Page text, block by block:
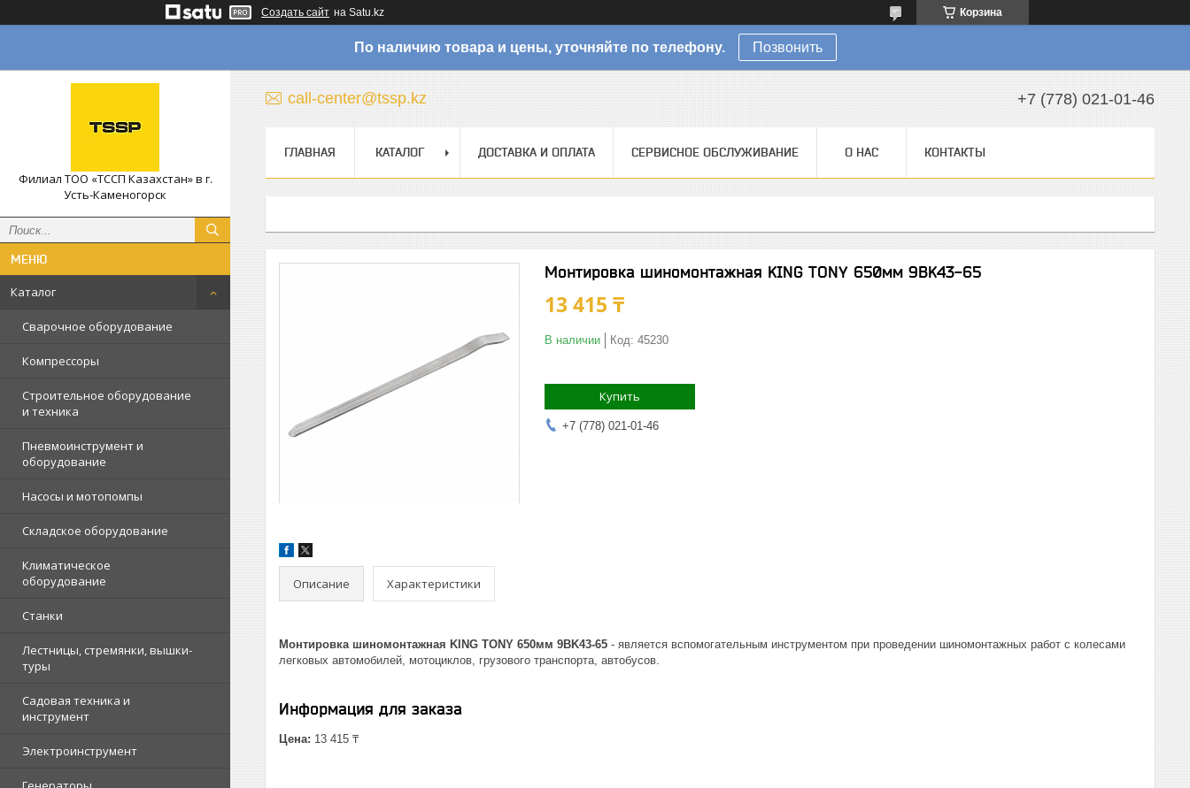
Создать сайт на Satu.kz Корзина
По наличию товара и цены, уточняйте по телефону. Позвонить
Филиал ТОО «ТССП Казахстан» в г.
Усть-Каменогорск
Каталог
Сварочное оборудование
Компрессоры
Строительное оборудование
и техника
Пневмоинструмент и
оборудование
Насосы и мотопомпы
Складское оборудование
Климатическое
оборудование
Станки
Лестницы, стремянки, вышки-
туры
Садовая техника и
инструмент
Электроинструмент
call-center@tssp.kz +7 (778) 021-01-46
ГЛАВНАЯ КАТАЛОГ ДОСТАВКА И ОПЛАТА СЕРВИСНОЕ ОБСЛУЖИВАНИЕ О НАС КОНТАКТЫ
Монтировка шиномонтажная KING TONY 650мм 9BK43-65
13 415 ₸
В наличии Код: 45230
Купить
+7 (778) 021-01-46
Описание Характеристики
Монтировка шиномонтажная KING TONY 650мм 9BK43-65 - является вспомогательным инструментом при проведении шиномонтажных работ с колесами
легковых автомобилей, мотоциклов, грузового транспорта, автобусов.
Информация для заказа
Цена: 13 415 ₸